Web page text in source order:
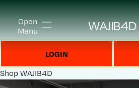
Open
Menu
WAJIB4D
LOGIN
Shop WAJIB4D